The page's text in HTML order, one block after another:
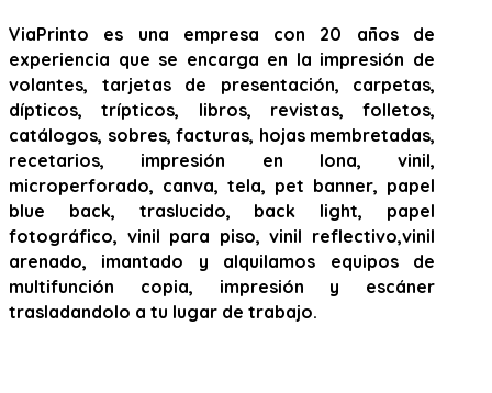
ViaPrinto es una empresa con 20 años de
experiencia que se encarga en la impresión de
volantes, tarjetas de presentación, carpetas,
dípticos, trípticos, libros, revistas, folletos,
catálogos, sobres, facturas, hojas membretadas,
recetarios, impresión en lona, vinil,
microperforado, canva, tela, pet banner, papel
blue back, traslucido, back light, papel
fotográfico, vinil para piso, vinil reflectivo,vinil
arenado, imantado y alquilamos equipos de
multifunción copia, impresión y escáner
trasladandolo a tu lugar de trabajo.